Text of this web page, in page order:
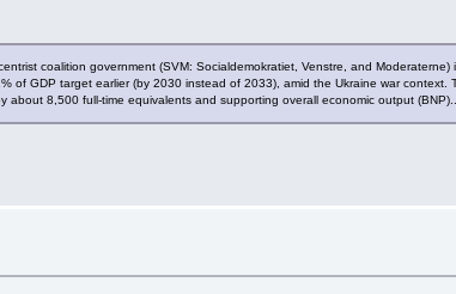
coalition government (SVM: Socialdemokratiet, Venstre, and
GDP target earlier (by 2030 instead of 2033), amid the Ukraine war context.
8,500 full-time equivalents and supporting overall economic output (BNP)...